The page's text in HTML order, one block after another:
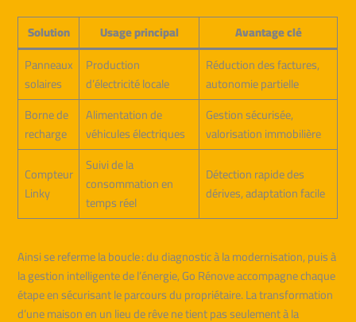
Solution Usage principal
Avantage clé
Panneaux
solaires
Production
d’électricité locale
Réduction des factures,
autonomie partielle
Borne de
recharge
Alimentation de
véhicules électriques
Gestion sécurisée,
valorisation immobilière
Compteur
Linky
Suivi de la
consommation en
temps réel
Détection rapide des
dérives, adaptation facile
Ainsi se referme la boucle : du diagnostic à la modernisation, puis à
la gestion intelligente de l’énergie, Go Rénove accompagne chaque
étape en sécurisant le parcours du propriétaire. La transformation
d’une maison en un lieu de rêve ne tient pas seulement à la